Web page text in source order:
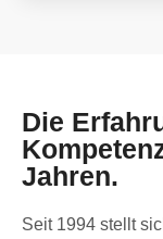
Die
Jahren.
Seit 1994 stellt